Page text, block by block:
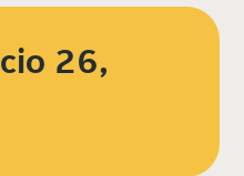
26,